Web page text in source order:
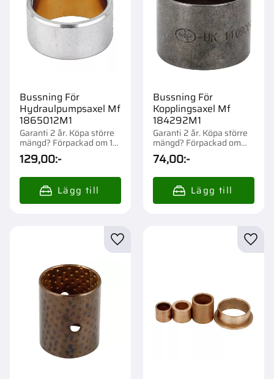
Bussning För
Hydraulpumpsaxel Mf
1865012M1
Garanti 2 år. Köpa större
mängd? Förpackad om 1
st.
129,00:-
Bussning För
Kopplingsaxel Mf
184292M1
Garanti 2 år. Köpa större
mängd? Förpackad om
1/10 st.
74,00:-
Lägg till i favoriter